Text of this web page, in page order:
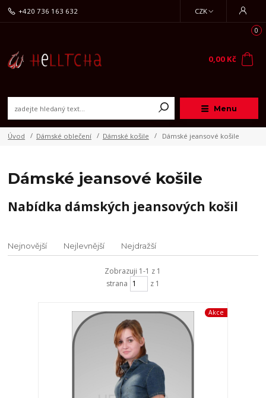
Menu
CZK
+420 736 163 632
0
0,00 Kč
Úvod Dámské oblečení Dámské košile Dámské jeansové košile
Dámské jeansové košile
Nabídka dámských jeansových košil
Nejnovější Nejlevnější Nejdražší
Zobrazuji 1-1 z 1
strana
z 1
Akce